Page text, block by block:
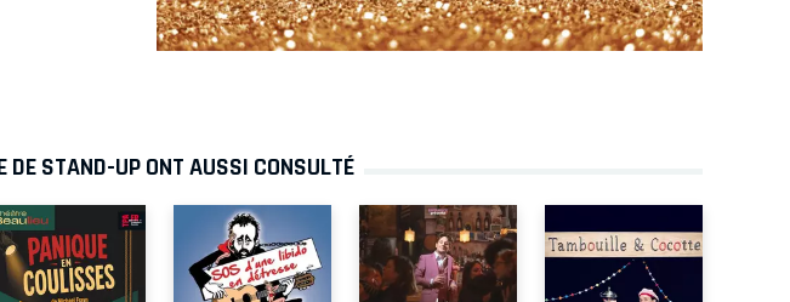
DE STAND-UP ONT AUSSI CONSULTÉ